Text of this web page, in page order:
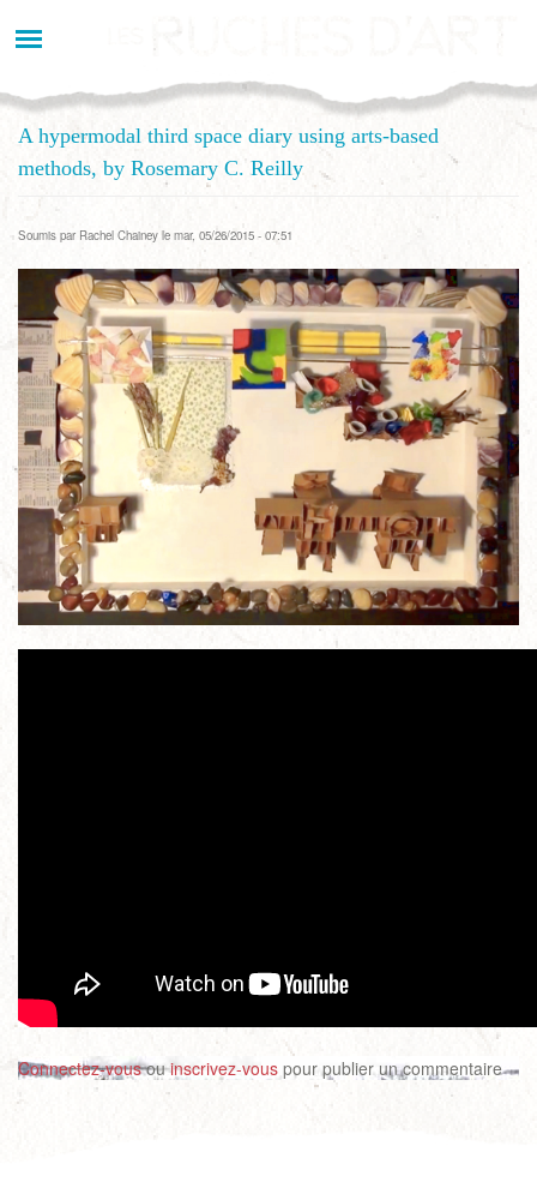
au
A hypermodal third space diary using arts-based
methods, by Rosemary C. Reilly
Soumis par Rachel Chainey le mar, 05/26/2015 - 07:51
Connectez-vousouinscrivez-vous pour publier un commentaire